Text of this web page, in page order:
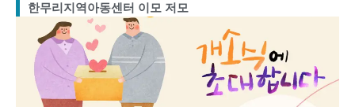
한무리지역아동센터 이모 저모